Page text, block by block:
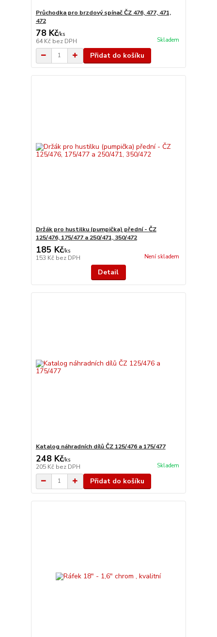
Průchodka pro brzdový spínač ČZ 476, 477, 471,
472
78 Kč/ks
64 Kč bez DPH Skladem
Přidat do košíku
Držák pro hustilku (pumpička) přední - ČZ
125/476, 175/477 a 250/471, 350/472
185 Kč/ks
153 Kč bez DPH Není skladem
Detail
Katalog náhradních dílů ČZ 125/476 a 175/477
248 Kč/ks
205 Kč bez DPH Skladem
Přidat do košíku